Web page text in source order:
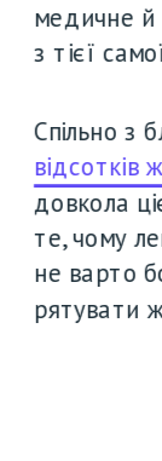
медичне й
з тієї
Спільно з
відсотків
довкола
те, чому
не варто
рятувати